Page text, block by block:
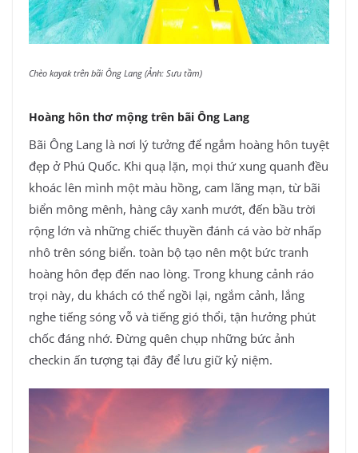
Chèo kayak trên bãi Ông Lang (Ảnh: Sưu tầm)
Hoàng hôn thơ mộng trên bãi Ông Lang
Bãi Ông Lang là nơi lý tưởng để ngắm hoàng hôn tuyệt
đẹp ở Phú Quốc. Khi quạ lặn, mọi thứ xung quanh đều
khoác lên mình một màu hồng, cam lãng mạn, từ bãi
biển mông mênh, hàng cây xanh mướt, đến bầu trời
rộng lớn và những chiếc thuyền đánh cá vào bờ nhấp
nhô trên sóng biển. toàn bộ tạo nên một bức tranh
hoàng hôn đẹp đến nao lòng. Trong khung cảnh ráo
trọi này, du khách có thể ngồi lại, ngắm cảnh, lắng
nghe tiếng sóng vỗ và tiếng gió thổi, tận hưởng phút
chốc đáng nhớ. Đừng quên chụp những bức ảnh
checkin ấn tượng tại đây để lưu giữ kỷ niệm.